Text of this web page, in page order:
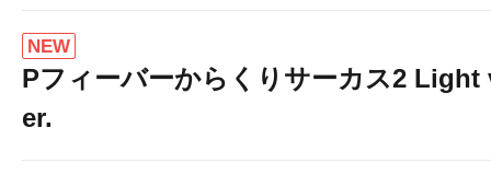
NEW
Pフィーバーからくりサーカス2 Light
er.